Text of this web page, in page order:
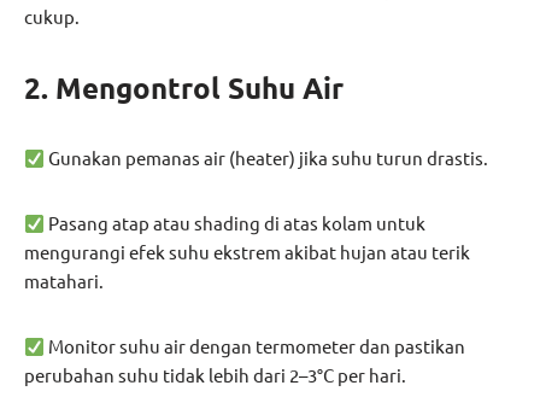
cukup.
2. Mengontrol Suhu Air
Gunakan pemanas air (heater) jika suhu turun drastis.
Pasang atap atau shading di atas kolam untuk
mengurangi efek suhu ekstrem akibat hujan atau terik
matahari.
Monitor suhu air dengan termometer dan pastikan
perubahan suhu tidak lebih dari 2–3°C per hari.